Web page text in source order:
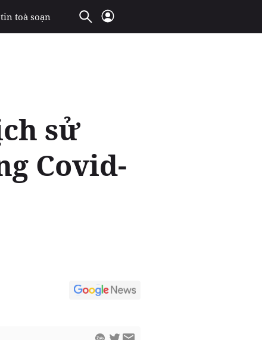
toà soạn
sử
Covid-